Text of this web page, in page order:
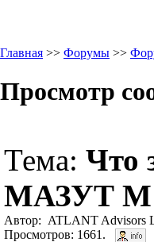
Главная >> Форумы >>
Просмотр
Тема:
МАЗУТ
Автор: ATLANT Advisors
Просмотров: 1661.